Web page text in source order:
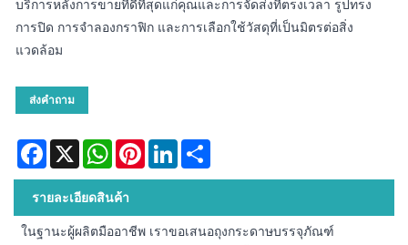
บริการหลังการขายที่ดีที่สุดแก่คุณและการจัดส่งที่ตรงเวลา รูปทรง
การปิด การจำลองกราฟิก และการเลือกใช้วัสดุที่เป็นมิตรต่อสิ่ง
แวดล้อม
ส่งคำถาม
Facebook
X WhatsAppPinterestLinkedIn
รายละเอียดสินค้า
ในฐานะผู้ผลิตมืออาชีพ เราขอเสนอถุงกระดาษบรรจุภัณฑ์